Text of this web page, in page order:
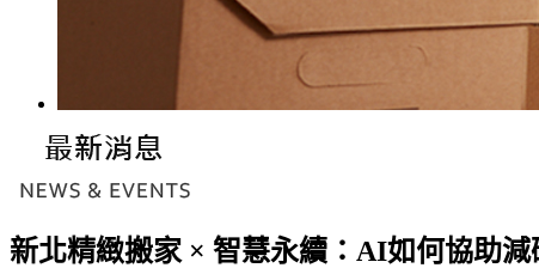
新北精緻搬家 × 智慧永續：AI如何協助